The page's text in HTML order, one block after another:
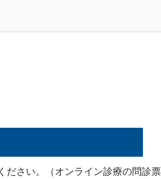
さい。（オンライン診療の問診票